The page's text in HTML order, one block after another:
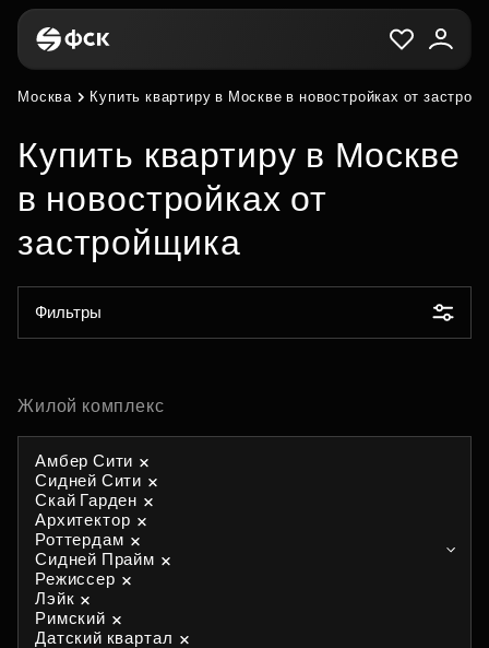
Москва Купить квартиру в Москве в новостройках от
Купить квартиру в Москве
в новостройках от
застройщика
Фильтры
Жилой комплекс
Амбер Сити
Сидней Сити
Скай Гарден
Архитектор
Роттердам
Сидней Прайм
Режиссер
Лэйк
Римский
Датский квартал